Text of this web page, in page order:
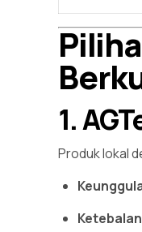
1.
Produk lokal